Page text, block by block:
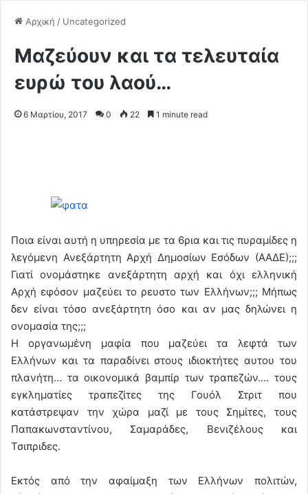
Αρχική / Uncategorized
Μαζεύουν και τα τελευταία
ευρώ του λαού…
6 Μαρτίου, 2017 0 22 1 minute read
Ποια είναι αυτή η υπηρεσία με τα 6ρια και τις πυραμίδες η
λεγόμενη Ανεξάρτητη Αρχή Δημοσίων Εσόδων (ΑΑΔΕ);;;
Γιατί ονομάστηκε ανεξάρτητη αρχή και όχι ελληνική
Αρχή εφόσον μαζεύει το ρευστο των Ελλήνων;;; Μήπως
δεν είναι τόσο ανεξάρτητη όσο και αν μας δηλώνει η
ονομασία της;;;
Η οργανωμένη μαφία που μαζεύει τα λεφτά των
Ελλήνων και τα παραδίνει στους ιδιοκτήτες αυτου του
πλανήτη… τα οικονομικά βαμπίρ των τραπεζών…. τους
εγκληματίες τραπεζίτες της Γουόλ Στριτ που
κατάστρεψαν την χώρα μαζί με τους Σημίτες, τους
Παπακωνσταντίνου, Σαμαράδες, Βενιζέλους και
Τσιπριδες.
Εκτός από την αφαίμαξη των Ελλήνων πολιτών,